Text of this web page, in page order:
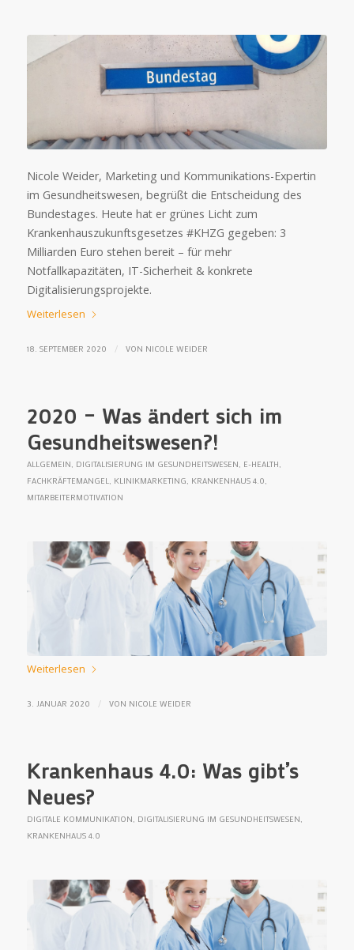
Nicole Weider, Marketing und Kommunikations-Expertin
im Gesundheitswesen, begrüßt die Entscheidung des
Bundestages. Heute hat er grünes Licht zum
Krankenhauszukunftsgesetzes #KHZG gegeben: 3
Milliarden Euro stehen bereit – für mehr
Notfallkapazitäten, IT-Sicherheit & konkrete
Digitalisierungsprojekte.
Weiterlesen
18. SEPTEMBER 2020 / VON NICOLE WEIDER
2020 – Was ändert sich im
Gesundheitswesen?!
ALLGEMEIN, DIGITALISIERUNG IM GESUNDHEITSWESEN, E-HEALTH,
FACHKRÄFTEMANGEL, KLINIKMARKETING, KRANKENHAUS 4.0,
MITARBEITERMOTIVATION
Weiterlesen
3. JANUAR 2020 / VON NICOLE WEIDER
Krankenhaus 4.0: Was gibt’s
Neues?
DIGITALE KOMMUNIKATION DIGITALISIERUNG IM GESUNDHEITSWESEN
KRANKENHAUS 4.0